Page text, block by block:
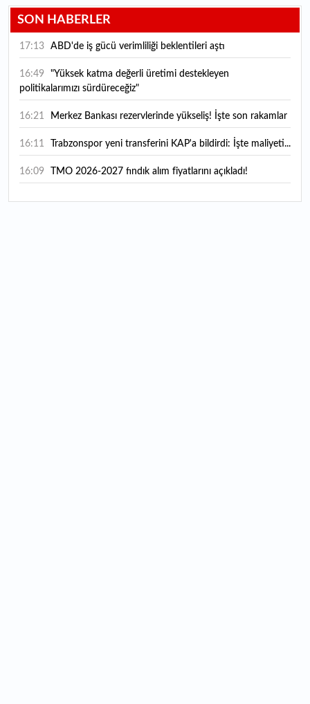
SON HABERLER
17:13 ABD'de iş gücü verimliliği beklentileri aştı
16:49
politikalarımızı sürdüreceğiz"
16:21 Merkez Bankası rezervlerinde yükseliş! İşte son rakamlar
16:11 Trabzonspor yeni transferini KAP'a bildirdi: İşte maliyeti...
16:09 TMO 2026-2027 fındık alım fiyatlarını açıkladı!